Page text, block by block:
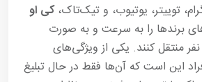
توییتر، یوتیوب، و تیک‌تاک،کی او
برندها را به سرعت و به صورت
منتقل کنند. یکی از ویژگی‌های
این است که آن‌ها فقط در حال تبلیغ